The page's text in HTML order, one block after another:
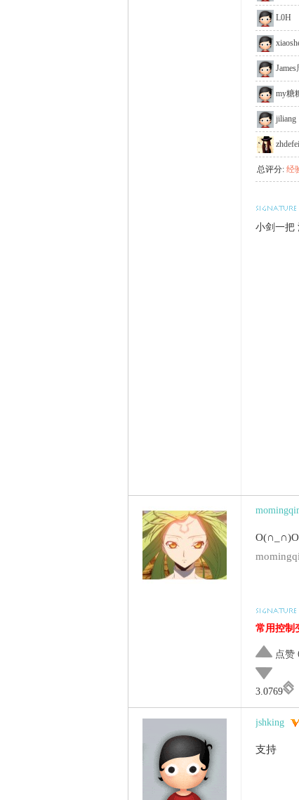
L0H
James
my糖
jiliang
zhdefei
总评分: 经
小剑一把
常用控制
点赞
3.0769
jshking
支持